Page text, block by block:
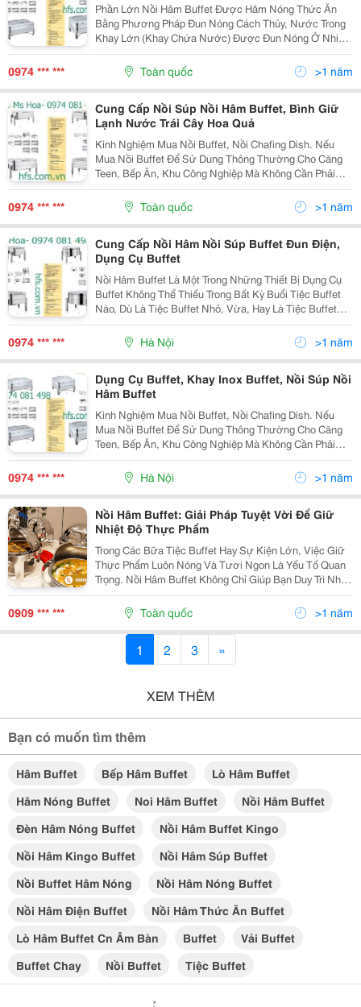
Phần Lớn Nồi Hâm Buffet Được Hâm Nóng Thức Ăn
Bằng Phương Pháp Đun Nóng Cách Thủy, Nước Trong
Khay Lớn (Khay Chứa Nước) Được Đun Nóng Ở Nhiệt
Độ 60-70 Độ C, Nóng Sủi Lăn Tăn, Có Một Chút Hơi
Nước, Nước Này Làm Nóng, Giữ Nhiệt, Duy Trì Độ Ấm
Cho Đồ Ăn...
0974 *** *** Toàn quốc >1 năm
Cung Cấp Nồi Súp Nồi Hâm Buffet, Bình Giữ
Lạnh Nước Trái Cây Hoa Quả
Kinh Nghiệm Mua Nồi Buffet, Nồi Chafing Dish. Nếu
Mua Nồi Buffet Để Sử Dung Thông Thường Cho Căng
Teen, Bếp Ăn, Khu Công Nghiệp Mà Không Cần Phải
Cầu Kì, Không Cần Sang Trọng Thì Nên Chọn Mua Nồi
Hâm Thức Ăn Buffet Bằng Inox 201 Là Phù Hợp Giá...
0974 *** *** Toàn quốc >1 năm
Cung Cấp Nồi Hâm Nồi Súp Buffet Đun Điện,
Dụng Cụ Buffet
Nồi Hâm Buffet Là Một Trong Những Thiết Bị Dụng Cụ
Buffet Không Thể Thiếu Trong Bất Kỳ Buổi Tiệc Buffet
Nào, Dù Là Tiệc Buffet Nhỏ, Vừa, Hay Là Tiệc Buffet
Lớn. Nhiệm Vụ Của Nồi Là Giữ Nóng Thức Ăn Chúng
Tôi Có Các Loại Nồi Hâm Nóng Thức Ăn Buffet...
0974 *** *** Hà Nội >1 năm
Dụng Cụ Buffet, Khay Inox Buffet, Nồi Súp Nồi
Hâm Buffet
Kinh Nghiệm Mua Nồi Buffet, Nồi Chafing Dish. Nếu
Mua Nồi Buffet Để Sử Dung Thông Thường Cho Căng
Teen, Bếp Ăn, Khu Công Nghiệp Mà Không Cần Phải
Cầu Kì, Không Cần Sang Trọng Thì Nên Chọn Mua Nồi
Hâm Thức Ăn Buffet Bằng Inox 201 Là Phù Hợp Giá...
0974 *** *** Hà Nội >1 năm
Nồi Hâm Buffet: Giải Pháp Tuyệt Vời Để Giữ
Nhiệt Độ Thực Phẩm
Trong Các Bữa Tiệc Buffet Hay Sự Kiện Lớn, Việc Giữ
Thực Phẩm Luôn Nóng Và Tươi Ngon Là Yếu Tố Quan
Trọng. Nồi Hâm Buffet Không Chỉ Giúp Bạn Duy Trì Nhiệt
Độ Lý Tưởng Mà Còn Tạo Nên Trải Nghiệm Ẩm Thực
0909 *** *** Toàn quốc >1 năm
1 2 3 »
XEM THÊM
Bạn có muốn tìm thêm
Hâm Buffet Bếp Hâm Buffet
Lò Hâm Buffet
Hâm Nóng Buffet
Noi Hâm Buffet
Nồi Hâm Buffet
Đèn Hâm Nóng Buffet
Nồi Hâm Buffet Kingo
Nồi Hâm Kingo Buffet
Nồi Hâm Súp Buffet
Nồi Buffet Hâm Nóng
Nồi Hâm Nóng Buffet
Nồi Hâm Điện Buffet
Nồi Hâm Thức Ăn Buffet
Lò Hâm Buffet Cn Âm Bàn
Buffet
Vải Buffet
Buffet Chay
Nồi Buffet Tiệc Buffet